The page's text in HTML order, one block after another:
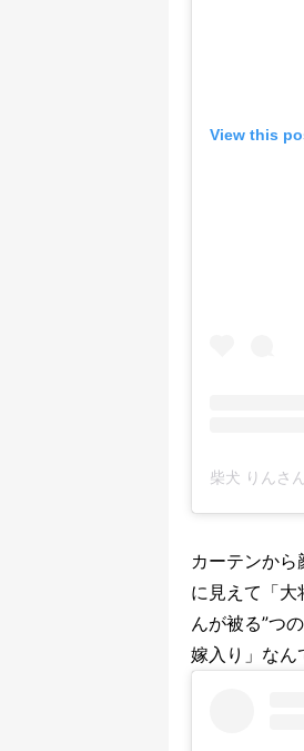
View this
柴犬 りんさ
カーテンか
に見えて「大
んが被る”つ
嫁入り」なん